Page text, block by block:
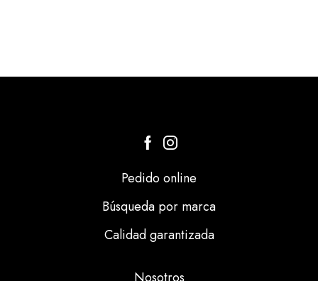
Pedido online
Búsqueda por marca
Calidad garantizada
Nosotros